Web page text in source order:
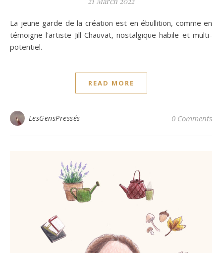
La jeune garde de la création est en ébullition, comme en
témoigne l'artiste Jill Chauvat, nostalgique habile et multi-
potentiel.
READ MORE
LesGensPressés 0 Comments